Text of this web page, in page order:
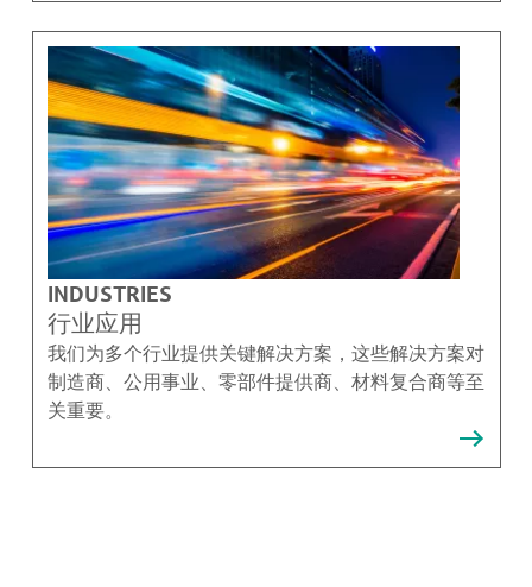
INDUSTRIES
行业应用
我们为多个行业提供关键解决方案，这些解决方案对
制造商、公用事业、零部件提供商、材料复合商等至
关重要。